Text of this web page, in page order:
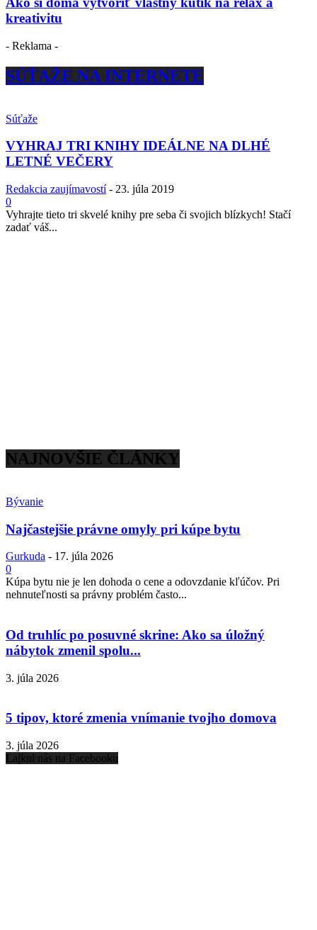
kreativitu
- Reklama -
SÚŤAŽE NA INTERNETE
Súťaže
VYHRAJ TRI KNIHY IDEÁLNE NA DLHÉ
LETNÉ VEČERY
Redakcia zaujímavostí - 23. júla 2019
0
Vyhrajte tieto tri skvelé knihy pre seba či svojich blízkych! Stačí
zadať váš...
NAJNOVŠIE ČLÁNKY
Bývanie
Najčastejšie právne omyly pri kúpe bytu
Gurkuda - 17. júla 2026
0
Kúpa bytu nie je len dohoda o cene a odovzdanie kľúčov. Pri
nehnuteľnosti sa právny problém často...
Od truhlíc po posuvné skrine: Ako sa úložný
nábytok zmenil spolu...
3. júla 2026
5 tipov, ktoré zmenia vnímanie tvojho domova
3. júla 2026
Lajkni nás na Facebooku